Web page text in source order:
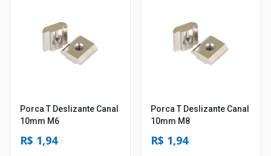
Porca T Deslizante Canal
10mm M6
R$ 1,94
Porca T Deslizante Canal
10mm M8
R$ 1,94